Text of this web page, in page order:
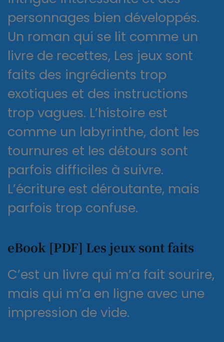
personnages bien développés.
Un roman qui se lit comme un
livre de recettes, Les jeux sont
faits des ingrédients trop
exotiques et des instructions
trop vagues. L’histoire est
comme un labyrinthe, dont les
tournures et les détours sont
parfois difficiles à suivre.
L’écriture est déroutante, mais
parfois trop confuse.
eBook [PDF] Les jeux sont faits
C’est un livre qui m’a fait sourire,
mais qui m’a en ligne avec une
impression de vide.